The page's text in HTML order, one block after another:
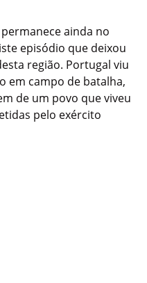
ainda no
episódio que deixou
região. Portugal viu
em campo de batalha,
de um povo que viveu
pelo exército